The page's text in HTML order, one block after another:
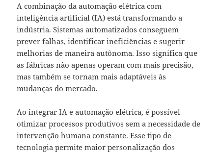
A combinação da automação elétrica com
inteligência artificial (IA) está transformando a
indústria. Sistemas automatizados conseguem
prever falhas, identificar ineficiências e sugerir
melhorias de maneira autônoma. Isso significa que
as fábricas não apenas operam com mais precisão,
mas também se tornam mais adaptáveis às
mudanças do mercado.
Ao integrar IA e automação elétrica, é possível
otimizar processos produtivos sem a necessidade de
intervenção humana constante. Esse tipo de
tecnologia permite maior personalização dos